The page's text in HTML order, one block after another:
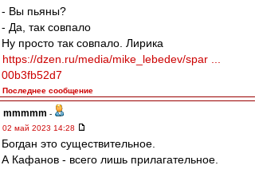
- Вы пьяны?
- Да, так совпало
Ну просто так совпало. Лирика
https://dzen.ru/media/mike_lebedev/spar ...
00b3fb52d7
Последнее сообщение
mmmmm -
02 май 2023 14:28
Богдан это существительное.
А Кафанов - всего лишь прилагательное.